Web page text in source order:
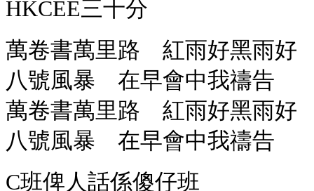
HKCEE三十分
萬卷書萬里路 紅雨好黑雨好
八號風暴 在早會中我禱告
萬卷書萬里路 紅雨好黑雨好
八號風暴 在早會中我禱告
C班俾人話係傻仔班